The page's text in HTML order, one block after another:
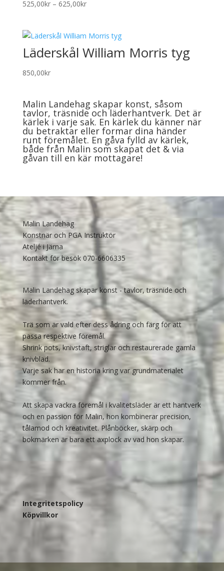
525,00kr – 625,00krPrisintervall:
625,00kr
Läderskål William Morris tyg
850,00kr
Malin Landehag skapar konst, såsom
tavlor, träsnide och läderhantverk. Det är
kärlek i varje sak. En kärlek du känner när
du betraktar eller formar dina händer
runt föremålet. En gåva fylld av kärlek,
både från Malin som skapat det & via
gåvan till en kär mottagare!
Malin Landehag
Konstnär och PGA Instruktör
Ateljé i Järna
Kontakt för besök 070-6606335
Malin Landehag skapar konst - tavlor, träsnide och
läderhantverk.
Trä som är vald efter dess ådring och färg för att
passa respektive föremål.
Shrink pots, knivstaft, striglar och restaurerade gamla
knivblad.
Varje sak har en historia kring var grundmaterialet
kommer från.
Att skapa vackra föremål i kvalitetsläder är ett hantverk
och en passion för Malin, hon kombinerar precision,
tålamod och kreativitet. Plånböcker, skärp och
bokmärken är bara ett axplock av vad hon skapar.
Integritetspolicy
Köpvillkor